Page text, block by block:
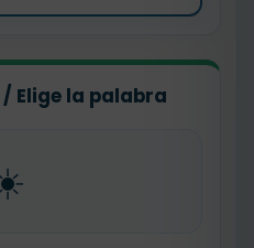
Elige la palabra